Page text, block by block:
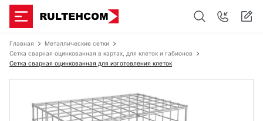
Главная
Металлические сетки
Сетка сварная оцинкованная в картах, для клеток и габионов
Сетка сварная оцинкованная для изготовления клеток